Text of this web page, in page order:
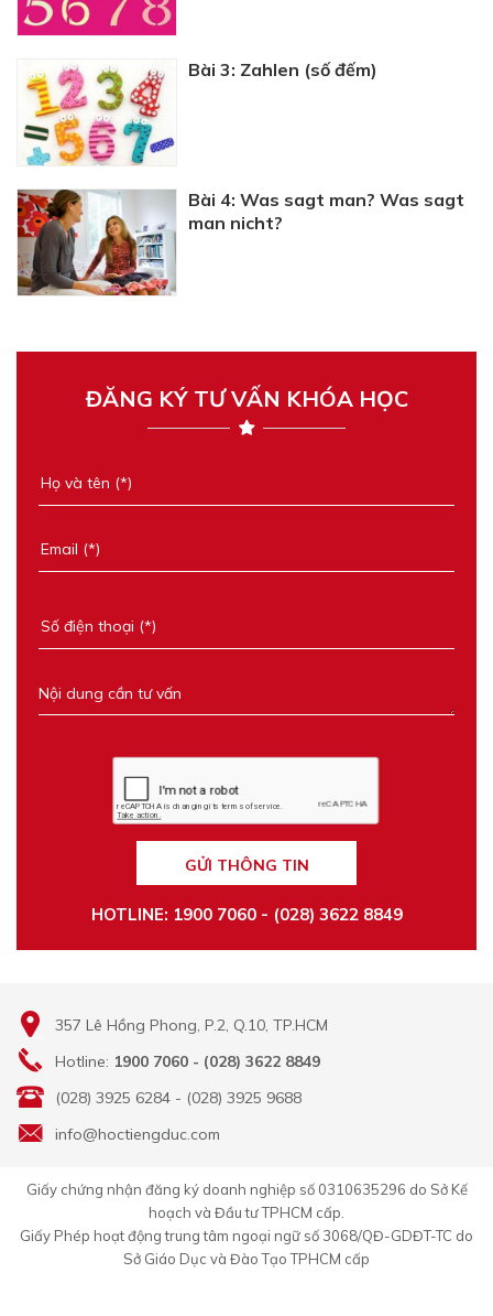
Bài 3: Zahlen (số đếm)
Bài 4: Was sagt man? Was sagt
man nicht?
ĐĂNG KÝ TƯ VẤN KHÓA HỌC
GỬI THÔNG TIN
HOTLINE: 1900 7060 - (028) 3622 8849
357 Lê Hồng Phong, P.2, Q.10, TP.HCM
Hotline: 1900 7060 - (028) 3622 8849
(028) 3925 6284 - (028) 3925 9688
info@hoctiengduc.com
Giấy chứng nhận đăng ký doanh nghiệp số 0310635296 do Sở Kế
hoạch và Đầu tư TPHCM cấp.
Giấy Phép hoạt động trung tâm ngoại ngữ số 3068/QĐ-GDĐT-TC do
Sở Giáo Dục và Đào Tạo TPHCM cấp